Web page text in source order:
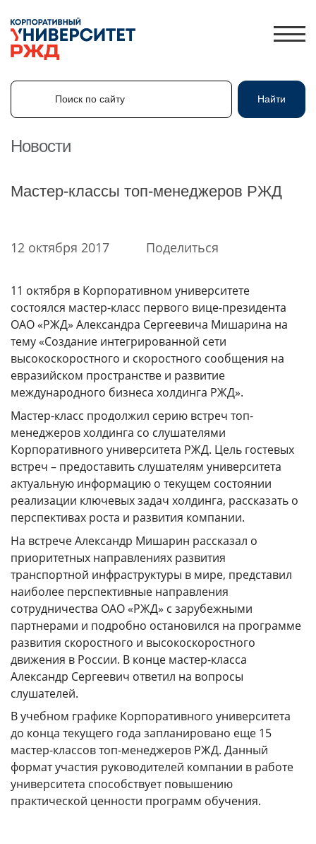
КАТАЛОГ ПРОГРАММ
НОВОСТИ
ГОДОВЫЕ ОТЧЕТЫ
История
Команда
Награды
УНИВЕРмаг
Сведения об образовательной организации
Годовые отчеты
Стоимость образовательных услуг
III Форум лидеров корпоративного обучения
России
Каталог программ
Сообщество внутренних тренеров
Контакты
Щербинка
Владивосток
Поиск по сайту Найти
Новости
Мастер-классы топ-менеджеров РЖД
12 октября 2017 Поделиться
11 октября в Корпоративном университете
состоялся мастер-класс первого вице-президента
ОАО «РЖД» Александра Сергеевича Мишарина на
тему «Создание интегрированной сети
высокоскоростного и скоростного сообщения на
евразийском пространстве и развитие
международного бизнеса холдинга РЖД».
Мастер-класс продолжил серию встреч топ-
менеджеров холдинга со слушателями
Корпоративного университета РЖД. Цель гостевых
встреч – предоставить слушателям университета
актуальную информацию о текущем состоянии
реализации ключевых задач холдинга, рассказать о
перспективах роста и развития компании.
На встрече Александр Мишарин рассказал о
приоритетных направлениях развития
транспортной инфраструктуры в мире, представил
наиболее перспективные направления
сотрудничества ОАО «РЖД» с зарубежными
партнерами и подробно остановился на программе
развития скоростного и высокоскоростного
движения в России. В конце мастер-класса
Александр Сергеевич ответил на вопросы
слушателей.
В учебном графике Корпоративного университета
до конца текущего года запланировано еще 15
мастер-классов топ-менеджеров РЖД. Данный
формат участия руководителей компании в работе
университета способствует повышению
практической ценности программ обучения.